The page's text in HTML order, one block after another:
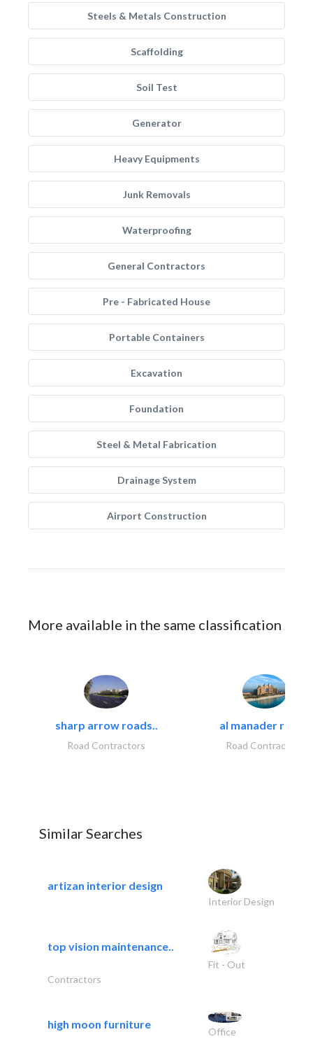
Steels & Metals Construction
Scaffolding
Soil Test
Generator
Heavy Equipments
Junk Removals
Waterproofing
General Contractors
Pre - Fabricated House
Portable Containers
Excavation
Foundation
Steel & Metal Fabrication
Drainage System
Airport Construction
More available in the same classification
sharp arrow roads..
Road Contractors
al manader road..
Road Contractors
Similar Searches
artizan interior design
Interior Design
top vision maintenance..
Fit - Out
Contractors
high moon furniture
Office